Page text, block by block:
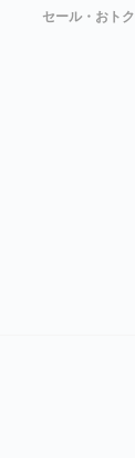
セール・おトク